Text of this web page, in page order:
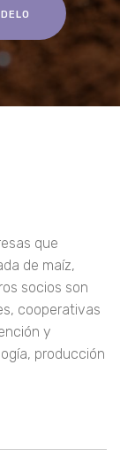
que
de maíz,
socios son
cooperativas
y
producción